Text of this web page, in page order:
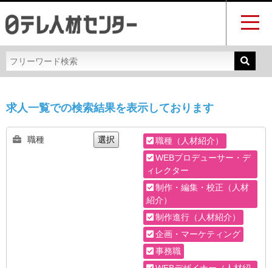
求人一覧での検索結果を表示しております
職種 選択
職種（人材紹介）
WEBプロデューサー・デ
ィレクター
制作・編集・校正（人材
紹介）
制作進行（人材紹介）
企画・マーケティング
事務職